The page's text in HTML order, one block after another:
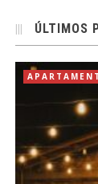
ÚLTIMOS